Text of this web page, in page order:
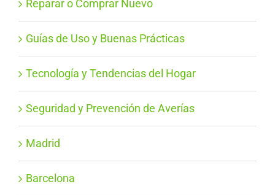
Reparar o Comprar Nuevo
Guías de Uso y Buenas Prácticas
Tecnología y Tendencias del Hogar
Seguridad y Prevención de Averías
Madrid
Barcelona